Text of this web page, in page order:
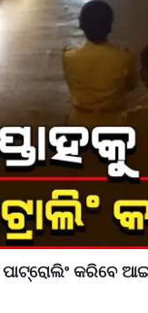
ପାଟ୍ରୋଲିଂ କରିବେ